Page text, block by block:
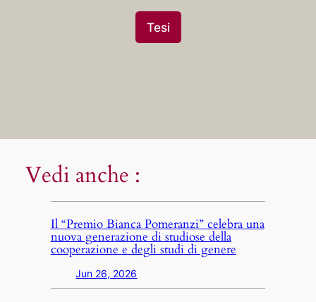
Tesi
Vedi anche :
Il “Premio Bianca Pomeranzi” celebra una
nuova generazione di studiose della
cooperazione e degli studi di genere
Jun 26, 2026